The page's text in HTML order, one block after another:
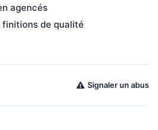
agencés
de qualité
Signaler un abus